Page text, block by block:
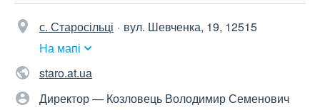
с. Старосільці
вул. Шевченка, 19, 12515
На мапі
staro.at.ua
Директор — Козловець Володимир Семенович